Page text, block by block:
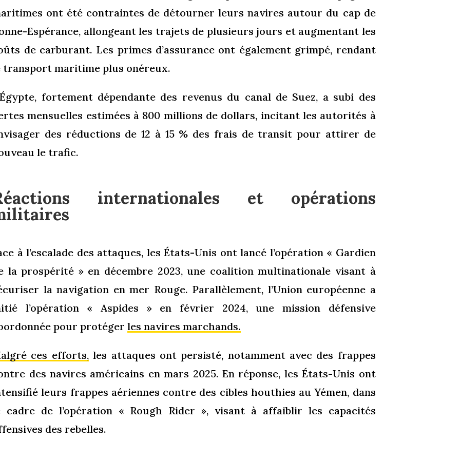
ont été contraintes de détourner leurs navires autour du cap de
Espérance, allongeant les trajets de plusieurs jours et augmentant les
de carburant. Les primes d’assurance ont également grimpé, rendant
transport maritime plus onéreux.
fortement dépendante des revenus du canal de Suez, a subi des
mensuelles estimées à 800 millions de dollars, incitant les autorités à
des réductions de 12 à 15 % des frais de transit pour attirer de
le trafic.
internationales et opérations
à l’escalade des attaques, les États-Unis ont lancé l’opération « Gardien
la prospérité » en décembre 2023, une coalition multinationale visant à
la navigation en mer Rouge. Parallèlement, l’Union européenne a
l’opération « Aspides » en février 2024, une mission défensive
pour protégerles navires marchands.
ces efforts, les attaques ont persisté, notamment avec des frappes
des navires américains en mars 2025. En réponse, les États-Unis ont
leurs frappes aériennes contre des cibles houthies au Yémen, dans
cadre de l’opération « Rough Rider », visant à affaiblir les capacités
des rebelles.